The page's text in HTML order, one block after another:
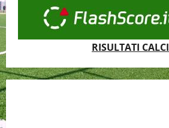
RISULTATI